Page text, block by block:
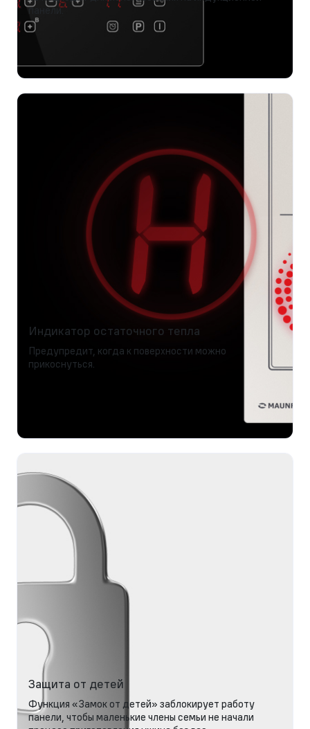
панели.
Индикатор остаточного тепла
Предупредит, когда к поверхности можно
прикоснуться.
Защита от детей
Функция «Замок от детей» заблокирует работу
панели, чтобы маленькие члены семьи не начали